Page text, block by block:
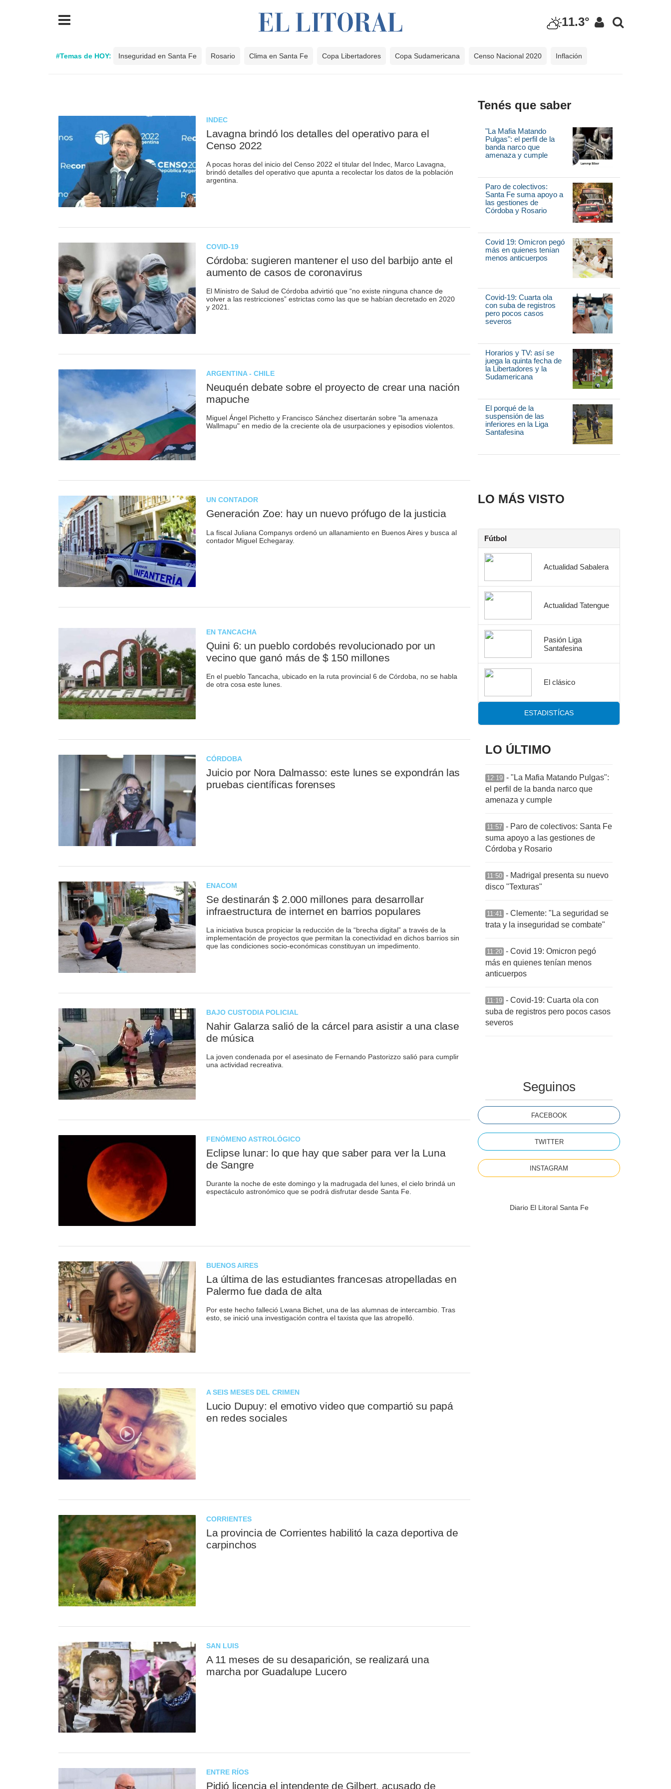
11.3°
#Temas de HOY: Inseguridad en Santa Fe Rosario Clima en Santa Fe Copa Libertadores Copa Sudamericana Censo Nacional 2020 Inflación
INDEC
Lavagna brindó los detalles del operativo para el
Censo 2022
A pocas horas del inicio del Censo 2022 el titular del Indec, Marco Lavagna,
brindó detalles del operativo que apunta a recolectar los datos de la población
argentina.
COVID-19
Córdoba: sugieren mantener el uso del barbijo ante el
aumento de casos de coronavirus
El Ministro de Salud de Córdoba advirtió que “no existe ninguna chance de
volver a las restricciones” estrictas como las que se habían decretado en 2020
y 2021.
ARGENTINA - CHILE
Neuquén debate sobre el proyecto de crear una nación
mapuche
Miguel Ángel Pichetto y Francisco Sánchez disertarán sobre "la amenaza
Wallmapu" en medio de la creciente ola de usurpaciones y episodios violentos.
UN CONTADOR
Generación Zoe: hay un nuevo prófugo de la justicia
La fiscal Juliana Companys ordenó un allanamiento en Buenos Aires y busca al
contador Miguel Echegaray.
EN TANCACHA
Quini 6: un pueblo cordobés revolucionado por un
vecino que ganó más de $ 150 millones
En el pueblo Tancacha, ubicado en la ruta provincial 6 de Córdoba, no se habla
de otra cosa este lunes.
CÓRDOBA
Juicio por Nora Dalmasso: este lunes se expondrán las
pruebas científicas forenses
ENACOM
Se destinarán $ 2.000 millones para desarrollar
infraestructura de internet en barrios populares
La iniciativa busca propiciar la reducción de la “brecha digital” a través de la
implementación de proyectos que permitan la conectividad en dichos barrios sin
que las condiciones socio-económicas constituyan un impedimento.
BAJO CUSTODIA POLICIAL
Nahir Galarza salió de la cárcel para asistir a una clase
de música
La joven condenada por el asesinato de Fernando Pastorizzo salió para cumplir
una actividad recreativa.
FENÓMENO ASTROLÓGICO
Eclipse lunar: lo que hay que saber para ver la Luna
de Sangre
Durante la noche de este domingo y la madrugada del lunes, el cielo brindá un
espectáculo astronómico que se podrá disfrutar desde Santa Fe.
BUENOS AIRES
La última de las estudiantes francesas atropelladas en
Palermo fue dada de alta
Por este hecho falleció Lwana Bichet, una de las alumnas de intercambio. Tras
esto, se inició una investigación contra el taxista que las atropelló.
A SEIS MESES DEL CRIMEN
Lucio Dupuy: el emotivo video que compartió su papá
en redes sociales
CORRIENTES
La provincia de Corrientes habilitó la caza deportiva de
carpinchos
SAN LUIS
A 11 meses de su desaparición, se realizará una
marcha por Guadalupe Lucero
ENTRE RÍOS
Pidió licencia el intendente de Gilbert, acusado de
Tenés que saber
"La Mafia Matando
Pulgas": el perfil de la
banda narco que
amenaza y cumple
Paro de colectivos:
Santa Fe suma apoyo a
las gestiones de
Córdoba y Rosario
Covid 19: Omicron pegó
más en quienes tenían
menos anticuerpos
Covid-19: Cuarta ola
con suba de registros
pero pocos casos
severos
Horarios y TV: así se
juega la quinta fecha de
la Libertadores y la
Sudamericana
El porqué de la
suspensión de las
inferiores en la Liga
Santafesina
LO MÁS VISTO
Fútbol
Actualidad Sabalera
Actualidad Tatengue
Pasión Liga
Santafesina
El clásico
ESTADISTÍCAS
LO ÚLTIMO
12:19 - "La Mafia Matando Pulgas":
el perfil de la banda narco que
amenaza y cumple
11:57 - Paro de colectivos: Santa Fe
suma apoyo a las gestiones de
Córdoba y Rosario
11:50 - Madrigal presenta su nuevo
disco "Texturas"
11:41 - Clemente: "La seguridad se
trata y la inseguridad se combate"
11:20 - Covid 19: Omicron pegó
más en quienes tenían menos
anticuerpos
11:19 - Covid-19: Cuarta ola con
suba de registros pero pocos casos
severos
Seguinos
FACEBOOK
TWITTER
INSTAGRAM
Diario El Litoral Santa Fe